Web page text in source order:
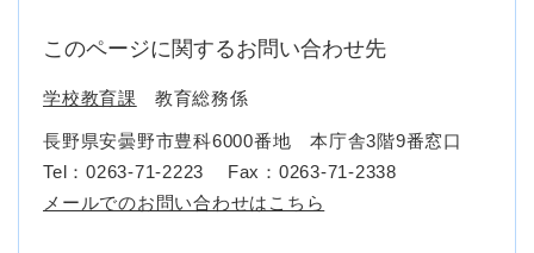
このページに関するお問い合わせ先
学校教育課 教育総務係
長野県安曇野市豊科6000番地 本庁舎3階9番窓口
Tel：0263-71-2223
Fax：0263-71-2338
メールでのお問い合わせはこちら